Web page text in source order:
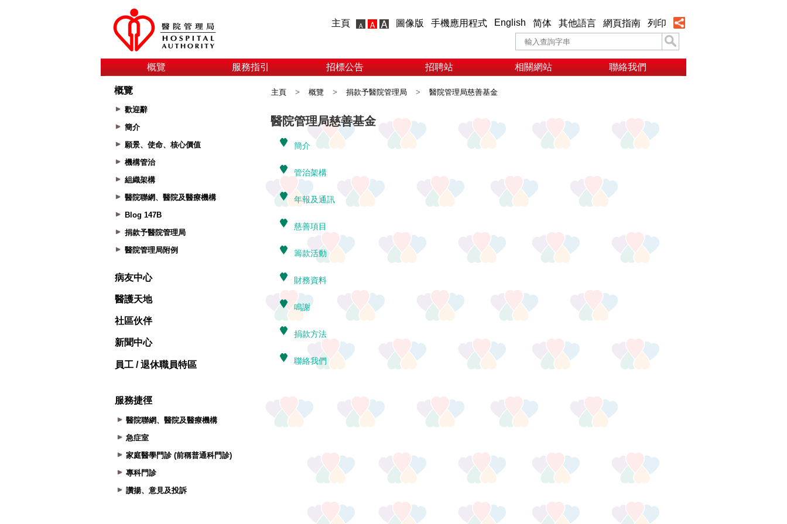
主頁 圖像版 手機應用程式 English 简体 其他語言 網頁指南 列印
概覽 服務指引 招標公告 招聘站 相關網站 聯絡我們
概覽
歡迎辭
簡介
願景、使命、核心價值
機構管治
組織架構
醫院聯網、醫院及醫療機構
Blog 147B
捐款予醫院管理局
醫院管理局附例
病友中心
醫護天地
社區伙伴
新聞中心
員工 / 退休職員特區
服務捷徑
醫院聯網、醫院及醫療機構
急症室
家庭醫學門診 (前稱普通科門診)
專科門診
讚揚、意見及投訴
主頁 > 概覽 > 捐款予醫院管理局 > 醫院管理局慈善基金